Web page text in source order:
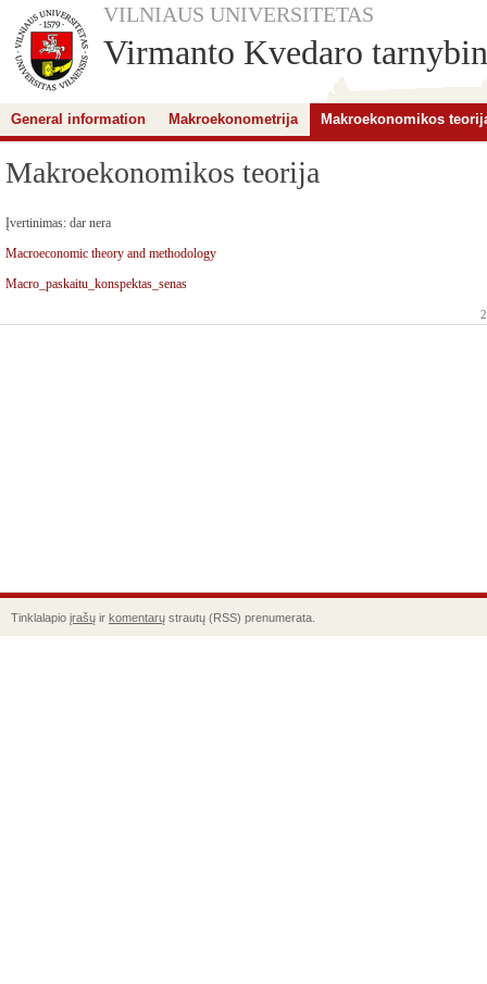
VILNIAUS UNIVERSITETAS
Virmanto Kvedaro
General information Makroekonometrija Makroekonomikos
Makroekonomikos teorija
Įvertinimas: dar nera
Macroeconomic theory and methodology
Macro_paskaitu_konspektas_senas
Tinklalapio įrašų ir komentarų strautų (RSS) prenumerata.